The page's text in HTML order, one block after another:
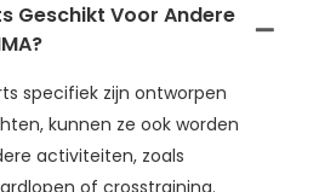
Geschikt Voor Andere
specifiek zijn ontworpen
kunnen ze ook worden
activiteiten, zoals